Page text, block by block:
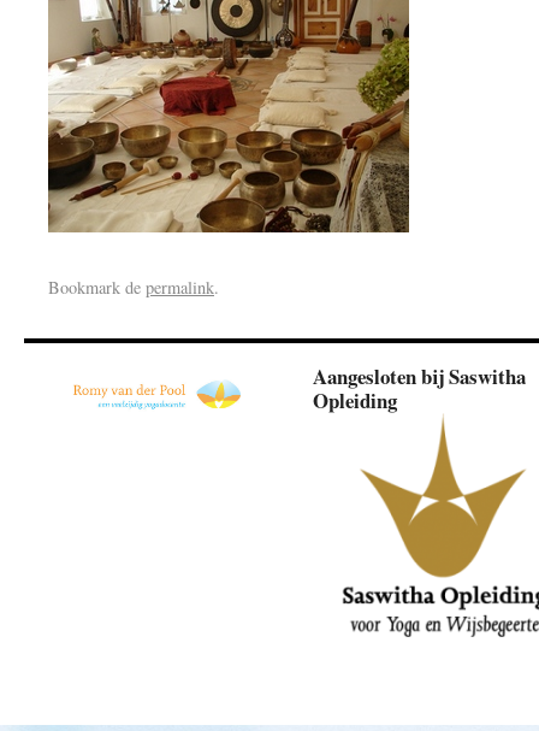
Bookmark de permalink.
Aangesloten bij Saswitha
Opleiding